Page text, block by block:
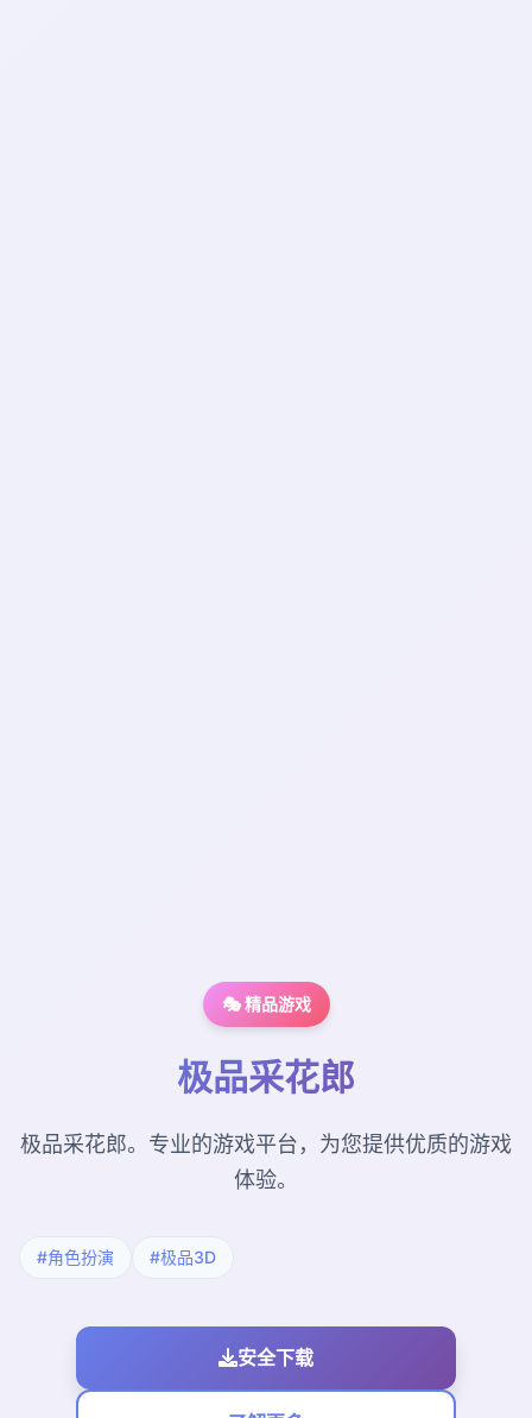
🎭 精品游戏
极品采花郎
极品采花郎。专业的游戏平台，为您提供优质的游戏
体验。
#角色扮演 #极品3D
安全下载